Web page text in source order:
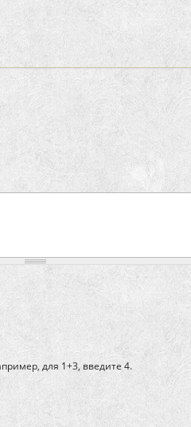
для 1+3, введите 4.